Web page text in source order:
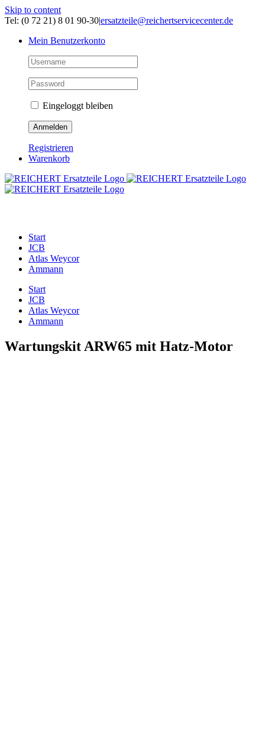
Skip to content
Tel: (0 72 21) 8 01 90-30|ersatzteile@reichertservicecenter.de
Mein Benutzerkonto
Eingeloggt bleiben
Registrieren
Warenkorb
Start
JCB
Atlas Weycor
Ammann
Start
JCB
Atlas Weycor
Ammann
Wartungskit ARW65 mit Hatz-Motor